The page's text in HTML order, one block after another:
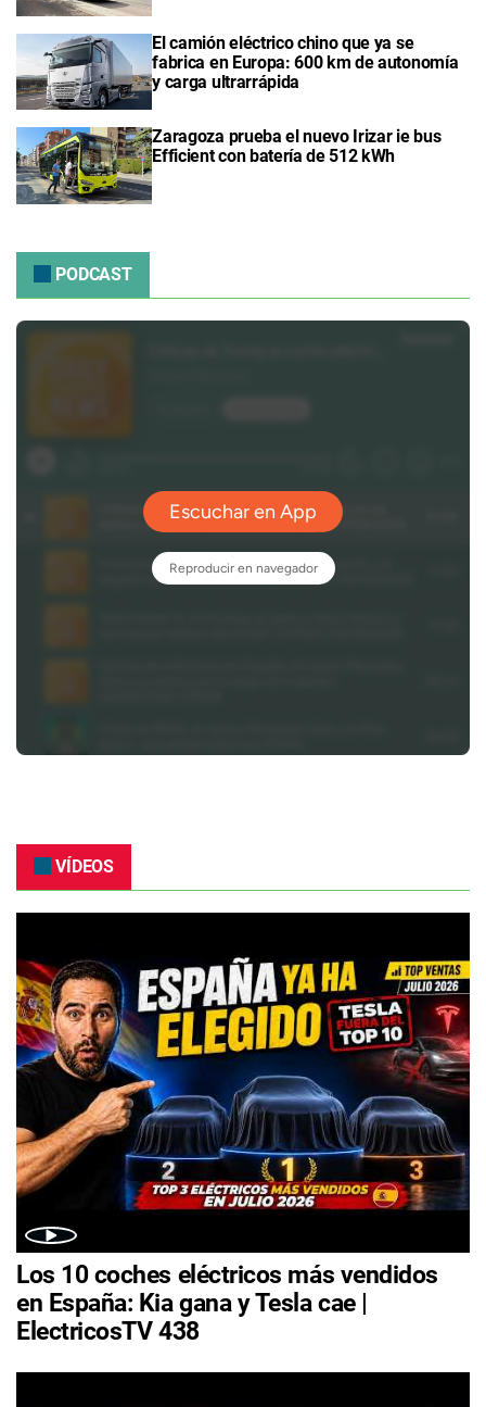
El camión eléctrico chino que ya se
fabrica en Europa: 600 km de autonomía
y carga ultrarrápida
Zaragoza prueba el nuevo Irizar ie bus
Efficient con batería de 512 kWh
PODCAST
VÍDEOS
Los 10 coches eléctricos más vendidos
en España: Kia gana y Tesla cae |
ElectricosTV 438